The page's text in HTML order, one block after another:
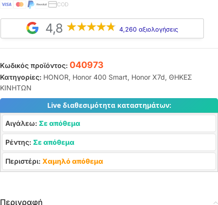
COD
4,8 4,260 αξιολογήσεις
Κωδικός προϊόντος: 040973
Κατηγορίες: HONOR, Honor 400 Smart, Honor X7d, ΘΗΚΕΣ
ΚΙΝΗΤΩΝ
Live διαθεσιμότητα καταστημάτων:
Αιγάλεω: Σε απόθεμα
Ρέντης: Σε απόθεμα
Περιστέρι: Χαμηλό απόθεμα
Περιγραφή